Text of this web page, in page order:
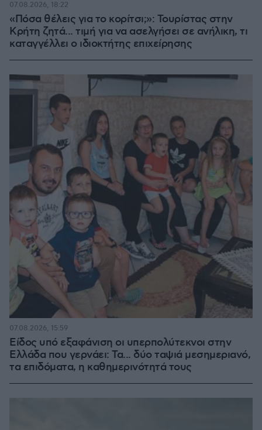
«Πόσα θέλεις για το κορίτσι;»: Τουρίστας στην
Κρήτη ζητά... τιμή για να ασελγήσει σε ανήλικη, τι
καταγγέλλει ο ιδιοκτήτης επιχείρησης
07.08.2026, 18:22
Είδος υπό εξαφάνιση οι υπερπολύτεκνοι στην
Ελλάδα που γερνάει: Τα... δύο ταψιά μεσημεριανό,
τα επιδόματα, η καθημερινότητά τους
07.08.2026, 15:59